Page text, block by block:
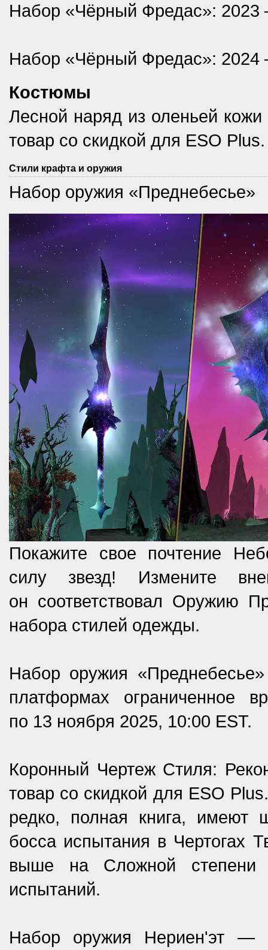
Набор «Чёрный Фредас»: 2023
Набор «Чёрный Фредас»: 2024
Костюмы
Лесной наряд из оленьей
товар со скидкой для ESO Plus.
Стили крафта и оружия
Набор оружия «Преднебесье»
Покажите свое почтение
силу звезд! Измените
он соответствовал Оружию
набора стилей одежды.
Набор оружия
платформах ограниченное
по 13 ноября 2025, 10:00 EST.
Коронный Чертеж Стиля:
товар со скидкой для ESO
редко, полная книга, имеют
босса испытания в Чертогах
выше на Сложной
испытаний.
Набор оружия Нериен'эт